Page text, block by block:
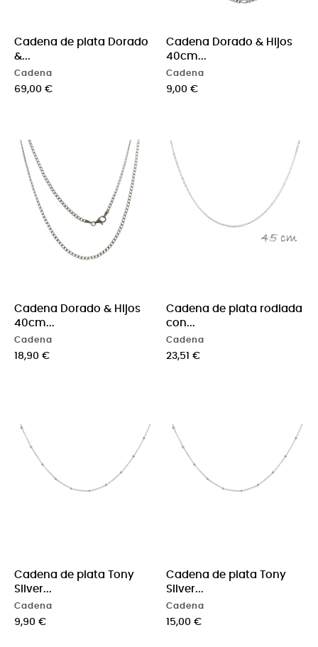
Cadena de plata Dorado
&...
Cadena
Precio
69,00 €
Cadena Dorado & Hijos
40cm...
Cadena
Precio
9,00 €
Cadena Dorado & Hijos
40cm...
Cadena
Precio
18,90 €
Cadena de plata rodiada
con...
Cadena
Precio
23,51 €
Cadena de plata Tony
Silver...
Cadena
Precio
9,90 €
Cadena de plata Tony
Silver...
Cadena
Precio
15,00 €